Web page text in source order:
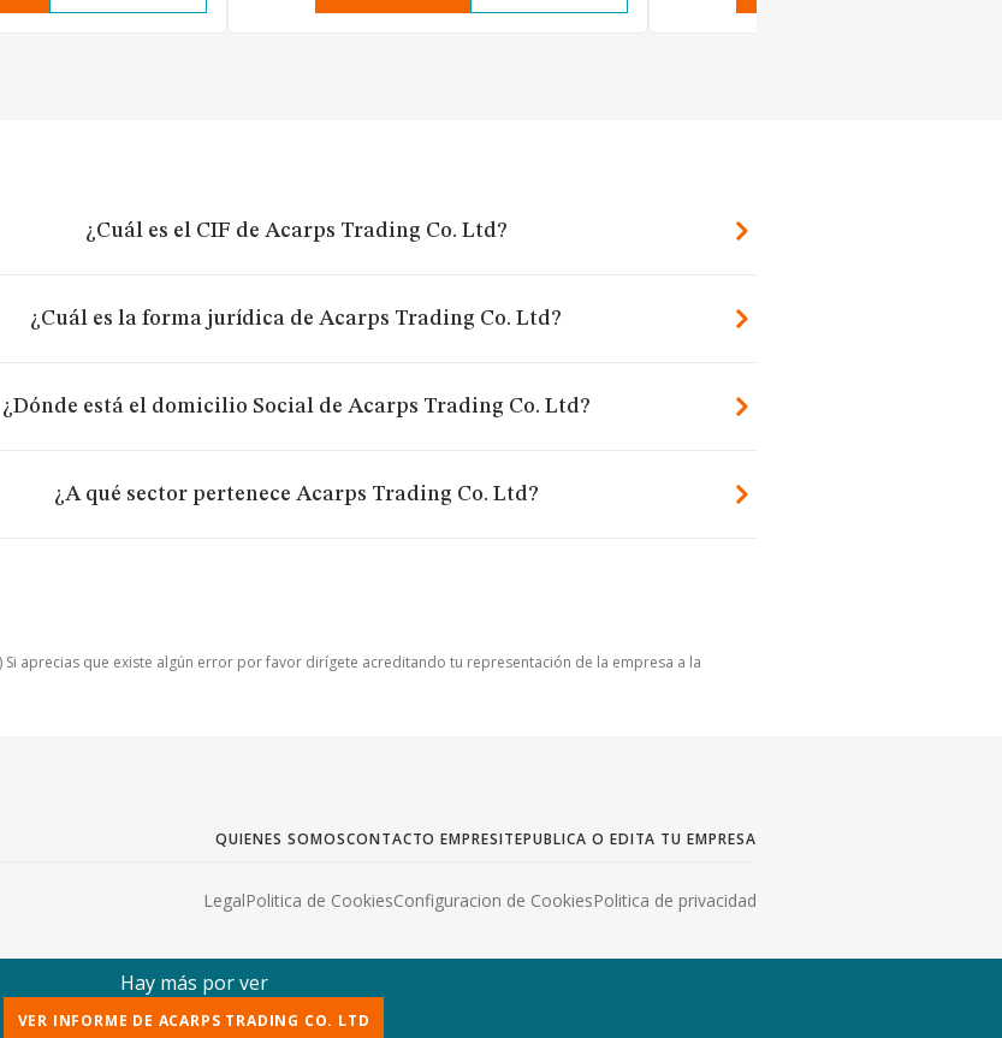
¿Cuál es el CIF de Acarps Trading Co. Ltd?
¿Cuál es la forma jurídica de Acarps Trading Co. Ltd?
¿Dónde está el domicilio Social de Acarps Trading Co. Ltd?
¿A qué sector pertenece Acarps Trading Co. Ltd?
Si aprecias que existe algún error por favor dirígete acreditando tu representación de la empresa a la
QUIENES SOMOSCONTACTO EMPRESITEPUBLICA O EDITA TU EMPRESA
LegalPolitica de CookiesConfiguracion de CookiesPolitica de privacidad
Hay más por ver
VER INFORME DE ACARPS TRADING CO. LTD